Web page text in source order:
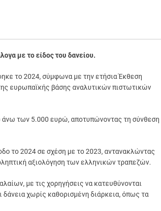
με το είδος του δανείου.
το 2024, σύμφωνα με την ετήσια Έκθεση
ευρωπαϊκής βάσης αναλυτικών πιστωτικών
άνω των 5.000 ευρώ, αποτυπώνοντας τη σύνθεση
το 2024 σε σχέση με το 2023, αντανακλώντας
αξιολόγηση των ελληνικών τραπεζών.
με τις χορηγήσεις να κατευθύνονται
χωρίς καθορισμένη διάρκεια, όπως τα